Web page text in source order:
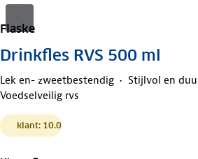
Flaske
Drinkfles RVS 500 ml
Lek en- zweetbestendig
Stijlvol en
Voedselveilig rvs
klant: 10.0